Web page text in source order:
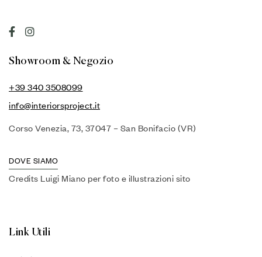
Showroom & Negozio
+39 340 3508099
info@interiorsproject.it
Corso Venezia, 73, 37047 – San Bonifacio (VR)
DOVE SIAMO
Credits Luigi Miano per foto e illustrazioni sito
Link Utili